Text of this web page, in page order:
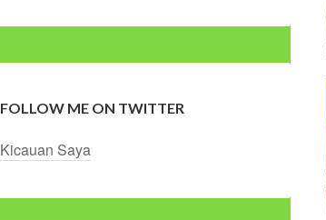
FOLLOW ME ON TWITTER
Kicauan Saya